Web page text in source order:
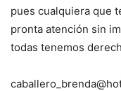
pues cualquiera que
pronta atención sin
todas tenemos